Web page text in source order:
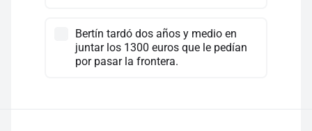
Bertín tardó dos años y medio en
juntar los 1300 euros que le pedían
por pasar la frontera.